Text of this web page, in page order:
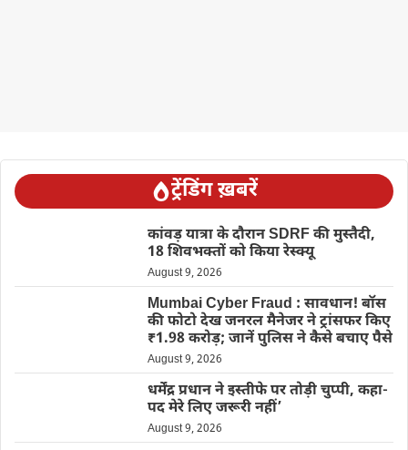
ट्रेंडिंग ख़बरें
कांवड़ यात्रा के दौरान SDRF की मुस्तैदी,
18 शिवभक्तों को किया रेस्क्यू
August 9, 2026
Mumbai Cyber Fraud : सावधान! बॉस
की फोटो देख जनरल मैनेजर ने ट्रांसफर किए
₹1.98 करोड़; जानें पुलिस ने कैसे बचाए पैसे
August 9, 2026
धर्मेंद्र प्रधान ने इस्तीफे पर तोड़ी चुप्पी, कहा-
पद मेरे लिए जरूरी नहीं’
August 9, 2026